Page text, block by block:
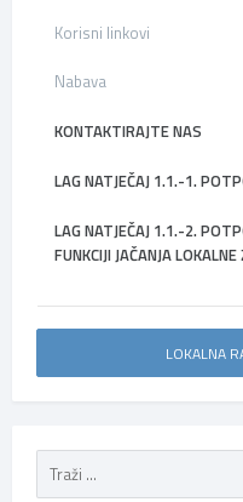
Korisni linkovi
Nabava
KONTAKTIRAJTE NAS
LAG NATJEČAJ 1.1.-1.
LAG NATJEČAJ 1.1.-2.
FUNKCIJI JAČANJA LOKALNE
LOKALNA